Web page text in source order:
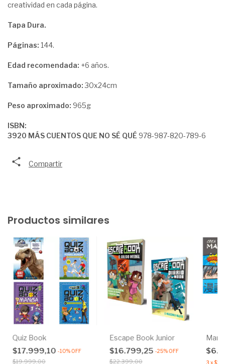
creatividad en cada página.
Tapa Dura.
Páginas: 144.
Edad recomendada: +6 años.
Tamaño aproximado:30x24cm
Peso aproximado: 965g
ISBN:
3920 MÁS CUENTOS QUE NO SÉ QUÉ 978-987-820-789-6
Compartir
Productos similares
Quiz Book
$17.999,10 -10%OFF
$19.999,00
Escape Book Junior
$16.799,25 -25%OFF
$22.399,00 3 x